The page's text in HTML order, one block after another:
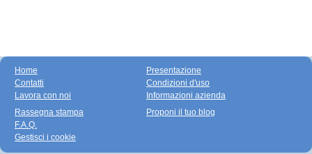
Home
Contatti
Lavora con noi
Presentazione
Condizioni d'uso
Informazioni azienda
Rassegna stampa
F.A.Q.
Gestisci i cookie
Proponi il tuo blog